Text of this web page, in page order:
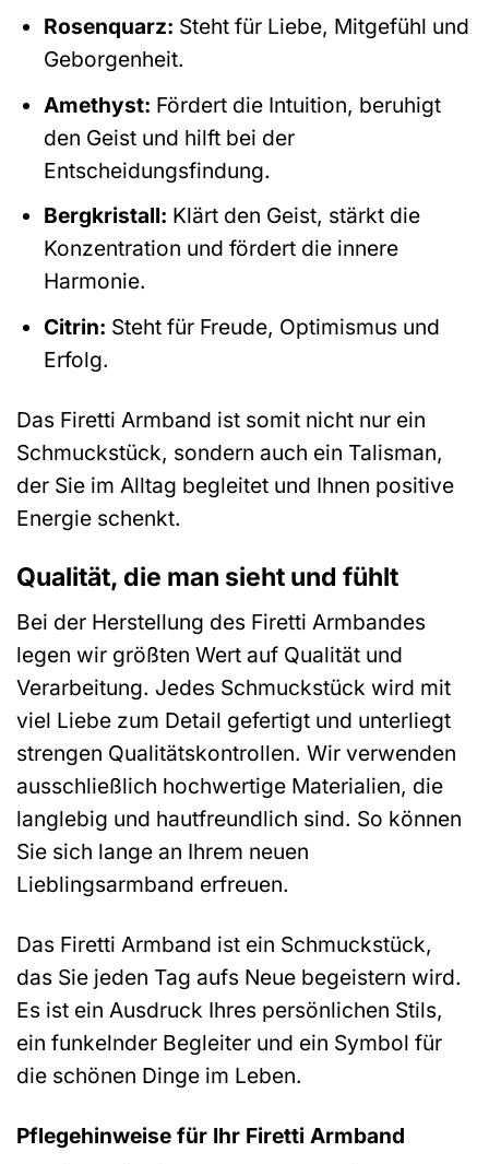
Rosenquarz: Steht für Liebe, Mitgefühl und
Geborgenheit.
Amethyst: Fördert die Intuition, beruhigt
den Geist und hilft bei der
Entscheidungsfindung.
Bergkristall: Klärt den Geist, stärkt die
Konzentration und fördert die innere
Harmonie.
Citrin: Steht für Freude, Optimismus und
Erfolg.
Das Firetti Armband ist somit nicht nur ein
Schmuckstück, sondern auch ein Talisman,
der Sie im Alltag begleitet und Ihnen positive
Energie schenkt.
Qualität, die man sieht und fühlt
Bei der Herstellung des Firetti Armbandes
legen wir größten Wert auf Qualität und
Verarbeitung. Jedes Schmuckstück wird mit
viel Liebe zum Detail gefertigt und unterliegt
strengen Qualitätskontrollen. Wir verwenden
ausschließlich hochwertige Materialien, die
langlebig und hautfreundlich sind. So können
Sie sich lange an Ihrem neuen
Lieblingsarmband erfreuen.
Das Firetti Armband ist ein Schmuckstück,
das Sie jeden Tag aufs Neue begeistern wird.
Es ist ein Ausdruck Ihres persönlichen Stils,
ein funkelnder Begleiter und ein Symbol für
die schönen Dinge im Leben.
Pflegehinweise für Ihr Firetti Armband